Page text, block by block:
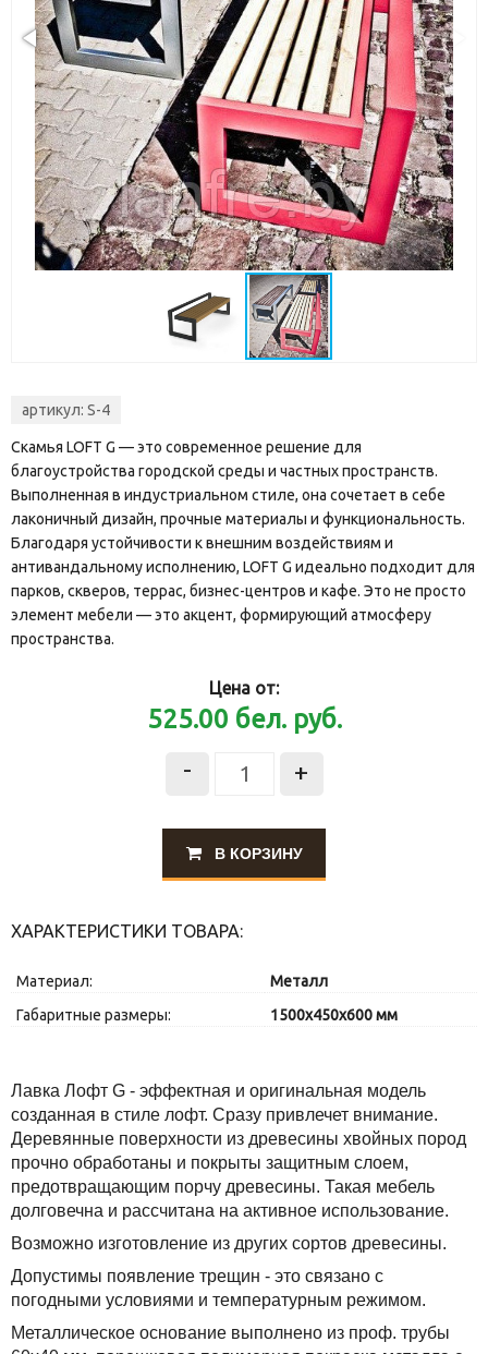
артикул: S-4
Скамья LOFT G — это современное решение для
благоустройства городской среды и частных пространств.
Выполненная в индустриальном стиле, она сочетает в себе
лаконичный дизайн, прочные материалы и функциональность.
Благодаря устойчивости к внешним воздействиям и
антивандальному исполнению, LOFT G идеально подходит для
парков, скверов, террас, бизнес-центров и кафе. Это не просто
элемент мебели — это акцент, формирующий атмосферу
пространства.
Цена от:
525.00 бел. руб.
- +
В КОРЗИНУ
ХАРАКТЕРИСТИКИ ТОВАРА:
Материал:
Металл
Габаритные размеры:
1500х450х600 мм
Лавка Лофт G - эффектная и оригинальная модель
созданная в стиле лофт. Сразу привлечет внимание.
Деревянные поверхности из древесины хвойных пород
прочно обработаны и покрыты защитным слоем,
предотвращающим порчу древесины. Такая мебель
долговечна и рассчитана на активное использование.
Возможно изготовление из других сортов древесины.
Допустимы появление трещин - это связано с
погодными условиями и температурным режимом.
Металлическое основание выполнено из проф. трубы